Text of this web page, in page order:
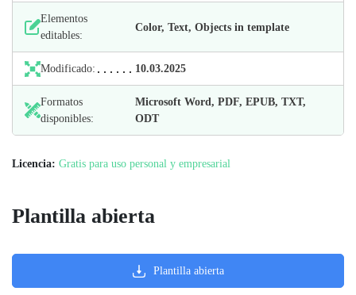
Elementos
editables:
Color, Text, Objects in template
Modificado: 10.03.2025
Formatos
disponibles:
Microsoft Word, PDF, EPUB, TXT,
ODT
Licencia: Gratis para uso personal y empresarial
Plantilla abierta
Plantilla abierta